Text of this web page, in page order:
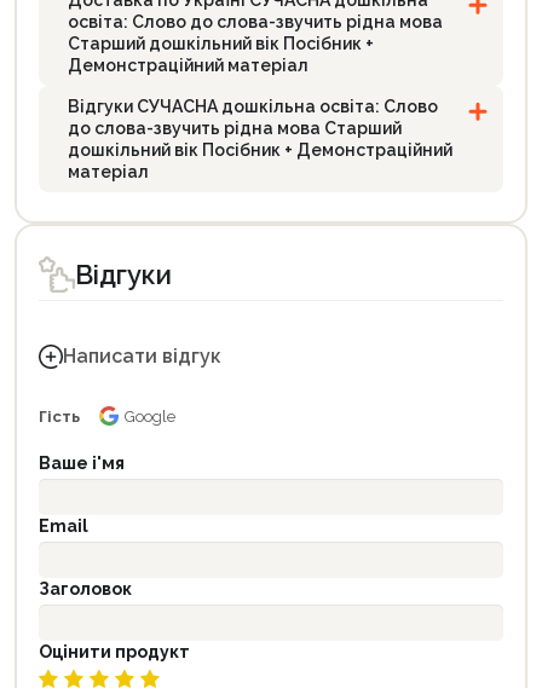
освіта: Слово до слова-звучить рідна мова
Старший дошкільний вік Посібник +
Демонстраційний матеріал
Відгуки СУЧАСНА дошкільна освіта: Слово
до слова-звучить рідна мова Старший
дошкільний вік Посібник + Демонстраційний
матеріал
Відгуки
Написати відгук
Гість Google
Ваше і'мя
Email
Заголовок
Оцінити продукт